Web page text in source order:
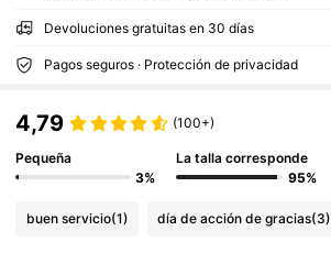
Devoluciones gratuitas en 30 días
Pagos seguros · Protección de privacidad
4,79 (100+)
Pequeña
3%
La talla corresponde
95%
buen servicio(1) día de acción de gracias(3)